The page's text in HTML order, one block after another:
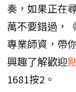
奏，如果正在
萬不要錯過，
專業師資，帶
興趣了解歡迎
1681按2。